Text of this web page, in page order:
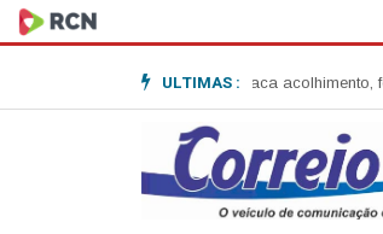
ULTIMAS :
em Anita Garibaldi e destaca acolhimento, fé